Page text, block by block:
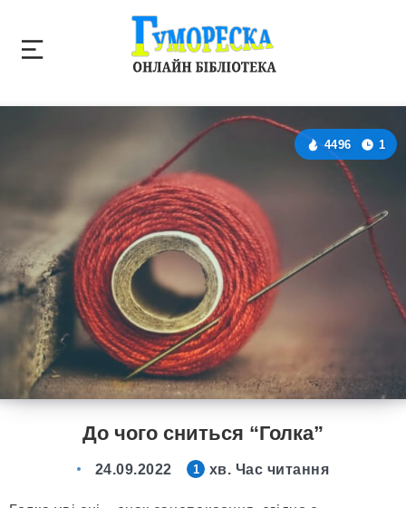
До чого сниться “Голка”
4496 1
24.09.2022 1 хв. Час читання